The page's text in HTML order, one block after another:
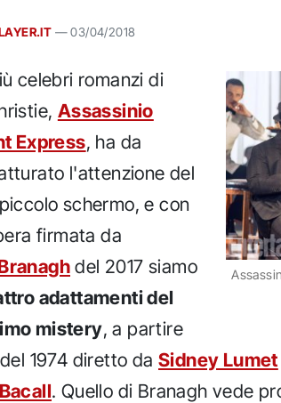
—03/04/2018
celebri romanzi di
Assassinio
Express, ha da
l'attenzione del
schermo, e con
firmata da
del 2017 siamo
adattamenti del
mistery, a partire
1974 diretto da Sidney Lumet
. Quello di Branagh vede